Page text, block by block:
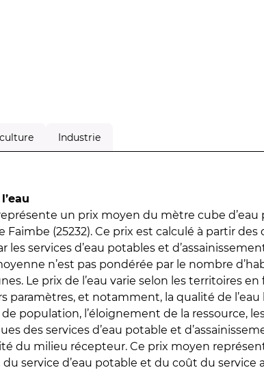
Industrie
un prix moyen du mètre cube d’eau
Faimbe (25232). Ce prix est calculé à partir des
les services d’eau potables et
n’est pas pondérée par le nombre
Le prix de l’eau varie selon les territoires
paramètres, et notamment, la qualité de l’eau
population, l’éloignement de la ressource,
des services d’eau potable et
du milieu récepteur. Ce prix moyen
service d’eau potable et du coût du service